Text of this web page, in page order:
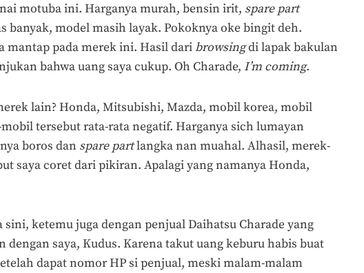
motuba ini. Harganya murah, bensin irit, spare part
banyak, model masih layak. Pokoknya oke bingit deh.
mantap pada merek ini. Hasil daribrowsingdi lapak bakulan
bahwa uang saya cukup. Oh Charade, I’m coming.
lain? Honda, Mitsubishi, Mazda, mobil korea, mobil
tersebut rata-rata negatif. Harganya sich lumayan
boros dan spare partlangka nan muahal. Alhasil, merek-
saya coret dari pikiran. Apalagi yang namanya Honda,
sini, ketemu juga dengan penjual Daihatsu Charade yang
dengan saya, Kudus. Karena takut uang keburu habis buat
dapat nomor HP si penjual, meski malam-malam